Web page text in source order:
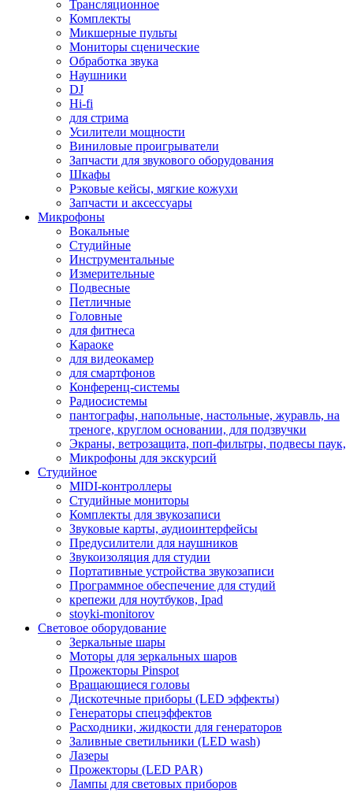
Трансляционное
Комплекты
Микшерные пульты
Мониторы сценические
Обработка звука
Наушники
DJ
Hi-fi
для стрима
Усилители мощности
Виниловые проигрыватели
Запчасти для звукового оборудования
Шкафы
Рэковые кейсы, мягкие кожухи
Запчасти и аксессуары
Микрофоны
Вокальные
Студийные
Инструментальные
Измерительные
Подвесные
Петличные
Головные
для фитнеса
Караоке
для видеокамер
для смартфонов
Конференц-системы
Радиосистемы
пантографы, напольные, настольные, журавль, на
треноге, круглом основании, для подзвучки
Экраны, ветрозащита, поп-фильтры, подвесы паук,
Микрофоны для экскурсий
Студийное
MIDI-контроллеры
Студийные мониторы
Комплекты для звукозаписи
Звуковые карты, аудиоинтерфейсы
Предусилители для наушников
Звукоизоляция для студии
Портативные устройства звукозаписи
Программное обеспечение для студий
крепежи для ноутбуков, Ipad
stoyki-monitorov
Световое оборудование
Зеркальные шары
Моторы для зеркальных шаров
Прожекторы Pinspot
Вращающиеся головы
Дискотечные приборы (LED эффекты)
Генераторы спецэффектов
Расходники, жидкости для генераторов
Заливные светильники (LED wash)
Лазеры
Прожекторы (LED PAR)
Лампы для световых приборов